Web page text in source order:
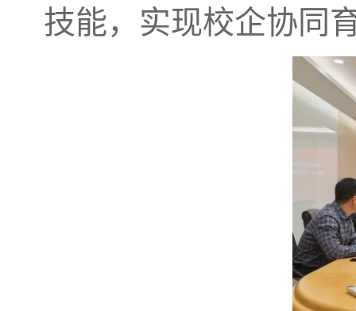
技能，实现校企协同